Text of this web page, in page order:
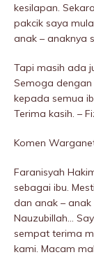
kesilapan.
pakcik saya
anak – anaknya
Tapi masih ada
Semoga
kepada semua
Terima kasih. –
Komen
Faranisyah
sebagai ibu.
dan anak –
Nauzubillah…
sempat terima
kami. Macam